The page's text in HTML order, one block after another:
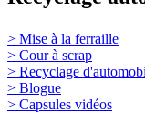
> Mise à la ferraille
> Cour à scrap
> Recyclage
> Blogue
> Capsules vidéos